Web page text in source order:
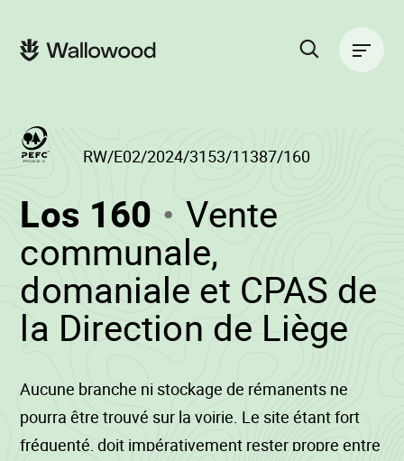
springen
springen
Los 160 (RW/E02/
-
Vente
communale,
domaniale et CPAS de
la Direction de Liège
RW/E02/2024/3153/11387/160
Aucune branche ni stockage de rémanents ne
pourra être trouvé sur la voirie. Le site étant fort
fréquenté, doit impérativement rester propre entre